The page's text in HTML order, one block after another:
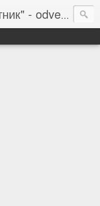
Блог газеты "Одесский Вестник" - odvestnik.com.ua, odvestnik.com